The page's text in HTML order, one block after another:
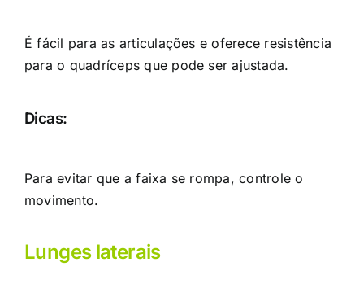
É fácil para as articulações e oferece resistência
para o quadríceps que pode ser ajustada.
Dicas:
Para evitar que a faixa se rompa, controle o
movimento.
Lunges laterais